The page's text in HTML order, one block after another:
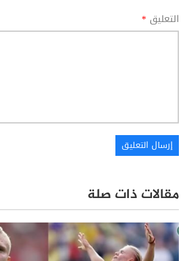
التعليق *
مقالات ذات صلة